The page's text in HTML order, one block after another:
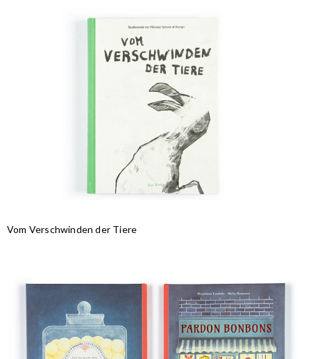
Vom Verschwinden der Tiere